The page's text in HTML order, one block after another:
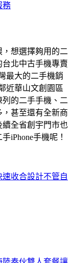
務
想選擇夠用的二
北中古手機專賣
最大的二手機銷
近華山文創園區
的二手手機、二
甚至還有全新商
全省創宇門市也
iPhone手機呢！
速收合設計不管自